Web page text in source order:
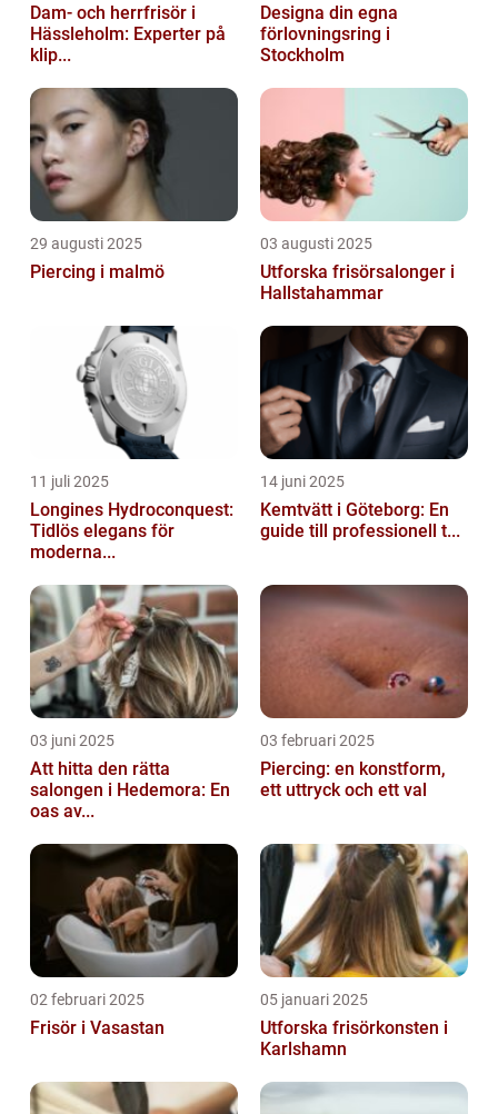
Dam- och herrfrisör i
Hässleholm: Experter på
klip...
Designa din egna
förlovningsring i
Stockholm
29 augusti 2025
Piercing i malmö
03 augusti 2025
Utforska frisörsalonger i
Hallstahammar
11 juli 2025
Longines Hydroconquest:
Tidlös elegans för
moderna...
14 juni 2025
Kemtvätt i Göteborg: En
guide till professionell t...
03 juni 2025
Att hitta den rätta
salongen i Hedemora: En
oas av...
03 februari 2025
Piercing: en konstform,
ett uttryck och ett val
02 februari 2025
Frisör i Vasastan
05 januari 2025
Utforska frisörkonsten i
Karlshamn